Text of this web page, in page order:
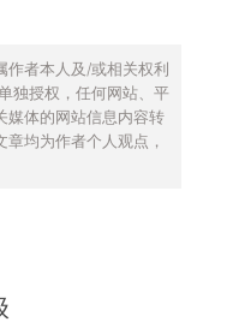
作者本人及/或相关权利
独授权，任何网站、平
媒体的网站信息内容转
均为作者个人观点，